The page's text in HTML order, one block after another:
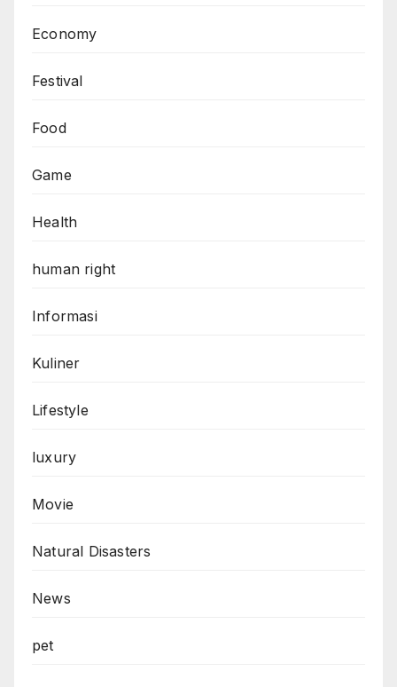
Economy
Festival
Food
Game
Health
human right
Informasi
Kuliner
Lifestyle
luxury
Movie
Natural Disasters
News
pet